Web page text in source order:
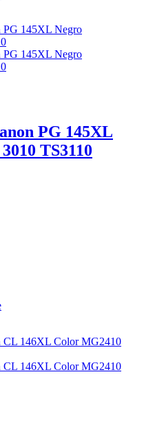
PG 145XL
TS3110